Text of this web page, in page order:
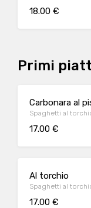
18.00 €
Primi
Carbonara al
Spaghetti al
17.00 €
Al torchio
Spaghetti al
17.00 €